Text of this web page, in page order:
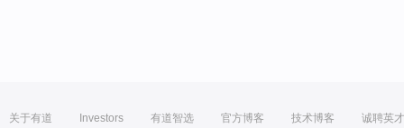
关于有道 Investors 有道智选 官方博客 技术博客 诚聘英才